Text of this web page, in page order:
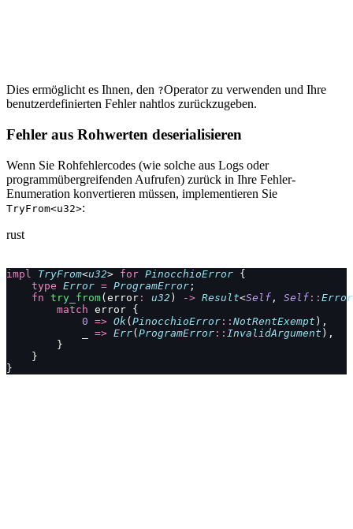
Dies ermöglicht es Ihnen, den ?Operator zu verwenden und Ihre
benutzerdefinierten Fehler nahtlos zurückzugeben.
Fehler aus Rohwerten deserialisieren
Wenn Sie Rohfehlercodes (wie solche aus Logs oder
programmübergreifenden Aufrufen) zurück in Ihre Fehler-
Enumeration konvertieren müssen, implementieren Sie
TryFrom<u32>:
rust
impl TryFrom<u32> for PinocchioError {
    type
Error = ProgramError ;
    fn
try_from(error : u32 ) -> Result<Self , Self :: Error
        match
error {
            0
=> Ok(PinocchioError :: NotRentExempt ),
=> Err(ProgramError :: InvalidArgument ),
        }
    }
}